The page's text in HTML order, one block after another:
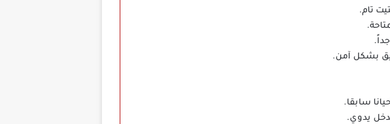
تام.
بشكل آمن.
سابقا.
يدوي.